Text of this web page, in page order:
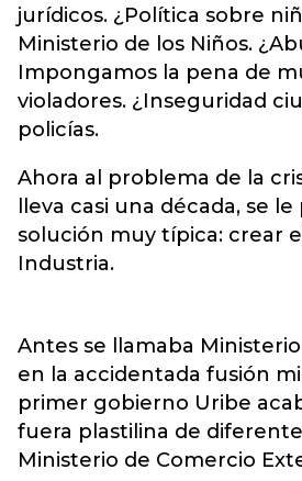
jurídicos. ¿Política sobre
Ministerio de los Niños.
Impongamos la pena de
violadores. ¿Inseguridad
policías.
Ahora al problema de la
lleva casi una década, se
solución muy típica: crear
Industria.
Antes se llamaba
en la accidentada fusión
primer gobierno Uribe
fuera plastilina de
Ministerio de Comercio